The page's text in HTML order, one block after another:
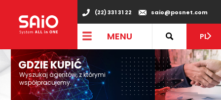
(22) 331 31 22 saio@posnet.com
MENU PL
GDZIE KUPIĆ
Wyszukaj agentów, z którymi
współpracujemy.